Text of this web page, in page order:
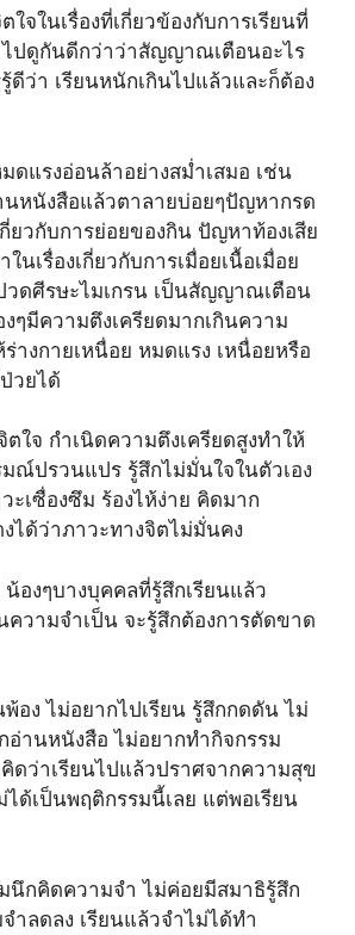
ใจในเรื่องที่เกี่ยวข้องกับการเรียนที่
ไปดูกันดีกว่าว่าสัญญาณเตือนอะไร
ดีว่า เรียนหนักเกินไปแล้วและก็ต้อง
ดแรงอ่อนล้าอย่างสม่ำเสมอ เช่น
นหนังสือแล้วตาลายบ่อยๆปัญหากรด
ยวกับการย่อยของกิน ปัญหาท้องเสีย
นเรื่องเกี่ยวกับการเมื่อยเนื้อเมื่อย
วดศีรษะไมเกรน เป็นสัญญาณเตือน
ๆมีความตึงเครียดมากเกินความ
างกายเหนื่อย หมดแรง เหนื่อยหรือ
วยได้
ใจ กำเนิดความตึงเครียดสูงทำให้
ณ์ปรวนแปร รู้สึกไม่มั่นใจในตัวเอง
ะเซื่องซึม ร้องไห้ง่าย คิดมาก
ได้ว่าภาวะทางจิตไม่มั่นคง
องๆบางบุคคลที่รู้สึกเรียนแล้ว
ความจำเป็น จะรู้สึกต้องการตัดขาด
พ้อง ไม่อยากไปเรียน รู้สึกกดดัน ไม่
อ่านหนังสือ ไม่อยากทำกิจกรรม
ดว่าเรียนไปแล้วปราศจากความสุข
ด้เป็นพฤติกรรมนี้เลย แต่พอเรียน
นึกคิดความจำ ไม่ค่อยมีสมาธิรู้สึก
ำลดลง เรียนแล้วจำไม่ได้ทำ